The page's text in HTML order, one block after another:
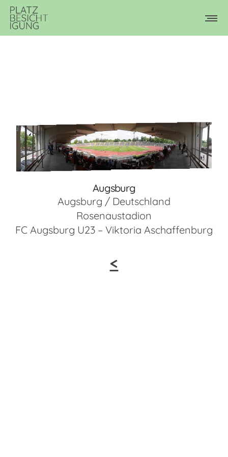
Augsburg
Augsburg / Deutschland
Rosenaustadion
FC Augsburg U23 – Viktoria Aschaffenburg
<